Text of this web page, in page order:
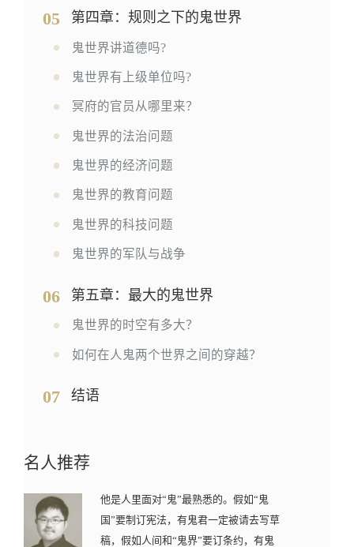
05 第四章：规则之下的鬼世界
鬼世界讲道德吗?
鬼世界有上级单位吗?
冥府的官员从哪里来？
鬼世界的法治问题
鬼世界的经济问题
鬼世界的教育问题
鬼世界的科技问题
鬼世界的军队与战争
06 第五章：最大的鬼世界
鬼世界的时空有多大？
如何在人鬼两个世界之间的穿越？
07 结语
名人推荐
他是人里面对“鬼”最熟悉的。假如“鬼
国”要制订宪法，有鬼君一定被请去写草
稿，假如人间和“鬼界”要订条约，有鬼